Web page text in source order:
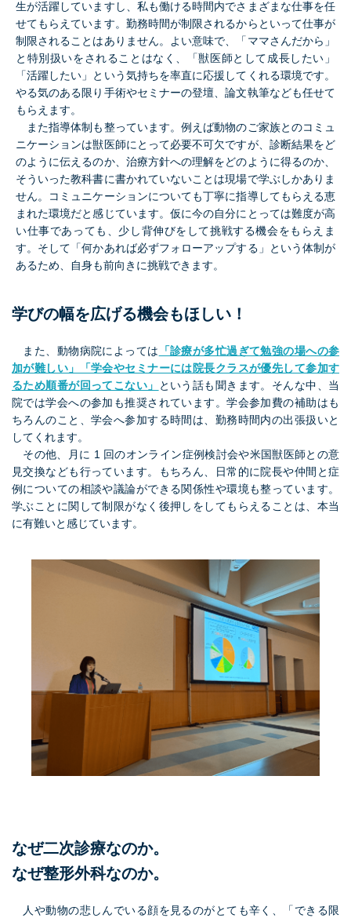
生が活躍していますし、私も働ける時間内でさまざまな仕事を任
せてもらえています。勤務時間が制限されるからといって仕事が
制限されることはありません。よい意味で、「ママさんだから」
と特別扱いをされることはなく、「獣医師として成長したい」
「活躍したい」という気持ちを率直に応援してくれる環境です。
やる気のある限り手術やセミナーの登壇、論文執筆なども任せて
もらえます。
また指導体制も整っています。例えば動物のご家族とのコミュ
ニケーションは獣医師にとって必要不可欠ですが、診断結果をど
のように伝えるのか、治療方針への理解をどのように得るのか、
そういった教科書に書かれていないことは現場で学ぶしかありま
せん。コミュニケーションについても丁寧に指導してもらえる恵
まれた環境だと感じています。仮に今の自分にとっては難度が高
い仕事であっても、少し背伸びをして挑戦する機会をもらえま
す。そして「何かあれば必ずフォローアップする」という体制が
あるため、自身も前向きに挑戦できます。
学びの幅を広げる機会もほしい！
また、動物病院によっては 「診療が多忙過ぎて勉強の場への参
加が難しい」「学会やセミナーには院長クラスが優先して参加す
るため順番が回ってこない」
という話も聞きます。そんな中、当
院では学会への参加も推奨されています。学会参加費の補助はも
ちろんのこと、学会へ参加する時間は、勤務時間内の出張扱いと
してくれます。
その他、月に 1 回のオンライン症例検討会や米国獣医師との意
見交換なども行っています。もちろん、日常的に院長や仲間と症
例についての相談や議論ができる関係性や環境も整っています。
学ぶことに関して制限がなく後押しをしてもらえることは、本当
に有難いと感じています。
なぜ二次診療なのか。
なぜ整形外科なのか。
人や動物の悲しんでいる顔を見るのがとても辛く、「できる限